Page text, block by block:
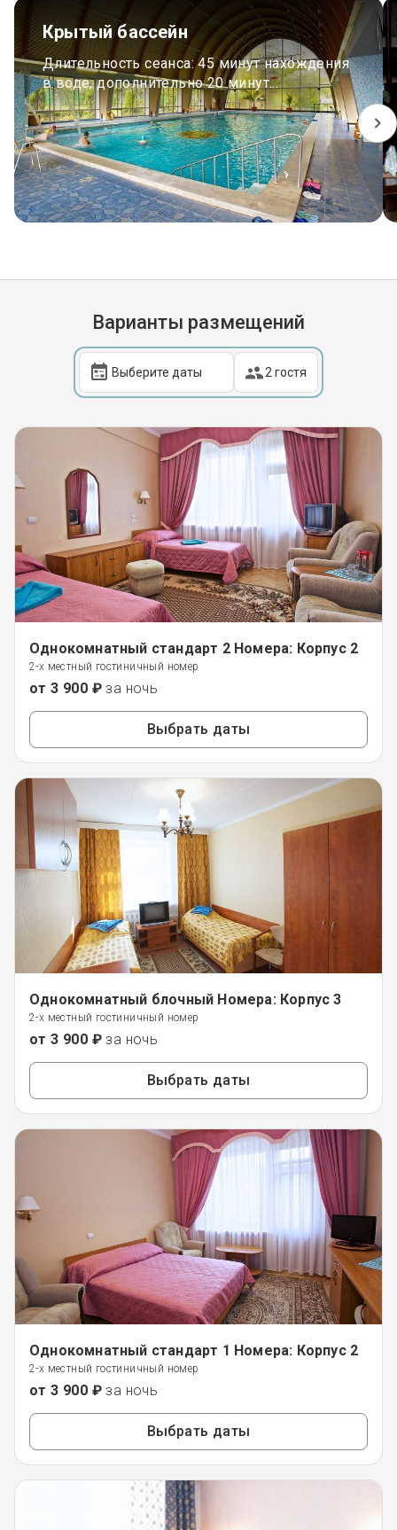
Крытый бассейн
Длительность сеанса: 45 минут нахождения
в воде, дополнительно 20 минут...
Варианты размещений
2 гостя
Однокомнатный стандарт 2 Номера: Корпус 2
2-х местный гостиничный номер
от 3 900 ₽ за ночь
Выбрать даты
Однокомнатный блочный Номера: Корпус 3
2-х местный гостиничный номер
от 3 900 ₽ за ночь
Выбрать даты
Однокомнатный стандарт 1 Номера: Корпус 2
2-х местный гостиничный номер
от 3 900 ₽ за ночь
Выбрать даты